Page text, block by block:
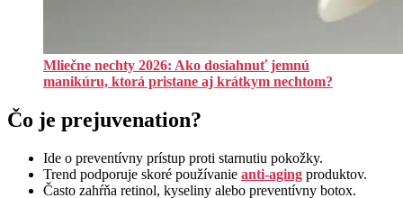
Mliečne nechty 2026: Ako dosiahnuť jemnú
manikúru, ktorá pristane aj krátkym nechtom?
Čo je prejuvenation?
Ide o preventívny prístup proti starnutiu pokožky.
Trend podporuje skoré používanie anti-aging produktov.
Často zahŕňa retinol, kyseliny alebo preventívny botox.